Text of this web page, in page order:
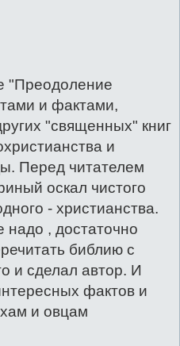
"Преодоление
и фактами,
"священных" книг
и
Перед читателем
оскал чистого
- христианства.
надо , достаточно
библию с
и сделал автор. И
фактов и
и овцам